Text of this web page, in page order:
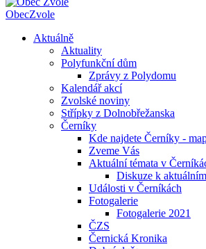
ObecZvole
Aktuálně
Aktuality
Polyfunkční dům
Zprávy z Polydomu
Kalendář akcí
Zvolské noviny
Střípky z Dolnobřežanska
Černíky
Kde najdete Černíky -
Zveme Vás
Aktuální témata v
Diskuze k
Události v Černíkách
Fotogalerie
Fotogalerie 2021
ČZS
Černická Kronika